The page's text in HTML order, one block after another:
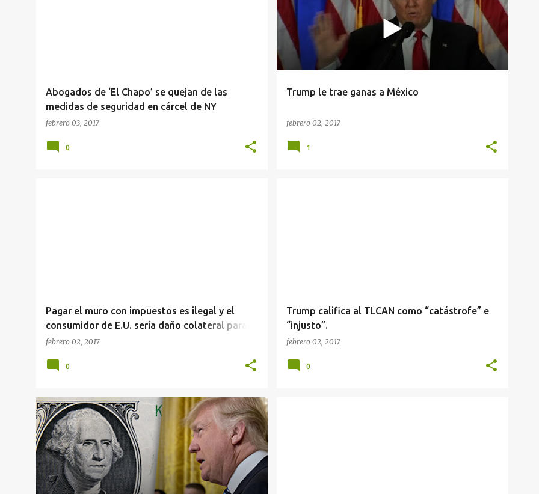
Abogados de ‘El Chapo’ se quejan de las
medidas de seguridad en cárcel de NY
febrero 03, 2017
0
Trump le trae ganas a México
febrero 02, 2017
1
Pagar el muro con impuestos es ilegal y el
consumidor de E.U. sería daño colateral para
Trump
febrero 02, 2017
0
Trump califica al TLCAN como “catástrofe” e
“injusto”.
febrero 02, 2017
0